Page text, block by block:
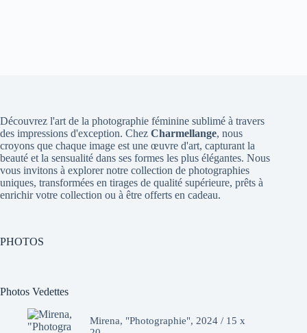
Découvrez l'art de la photographie féminine sublimé à travers
des impressions d'exception. Chez Charmellange, nous
croyons que chaque image est une œuvre d'art, capturant la
beauté et la sensualité dans ses formes les plus élégantes. Nous
vous invitons à explorer notre collection de photographies
uniques, transformées en tirages de qualité supérieure, prêts à
enrichir votre collection ou à être offerts en cadeau.
PHOTOS
Photos Vedettes
Mirena, "Photographie", 2024 / 15 x